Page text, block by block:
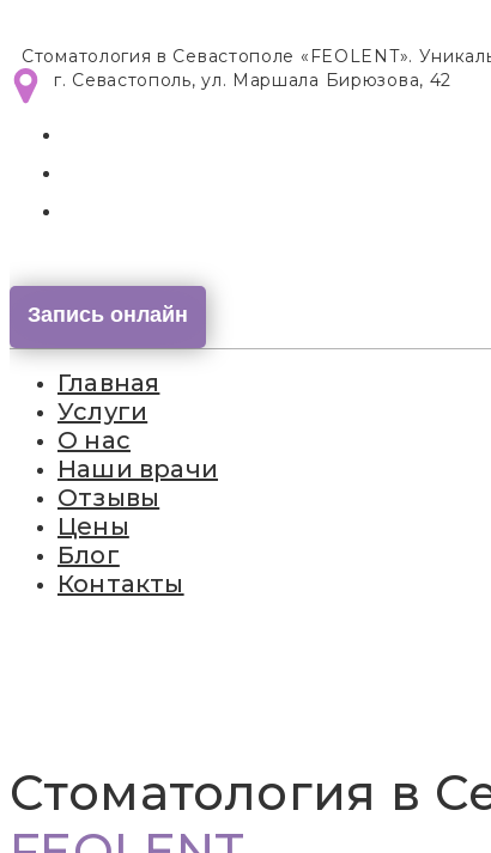
Стоматология в Севастополе «FEOLENT».
г. Севастополь, ул. Маршала Бирюзова, 42
Запись онлайн
Главная
Услуги
О нас
Наши врачи
Отзывы
Цены
Блог
Контакты
Стоматология в